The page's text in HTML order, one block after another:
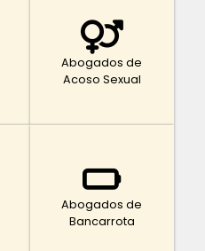
Abogados de
Acoso Sexual
Abogados de
Bancarrota